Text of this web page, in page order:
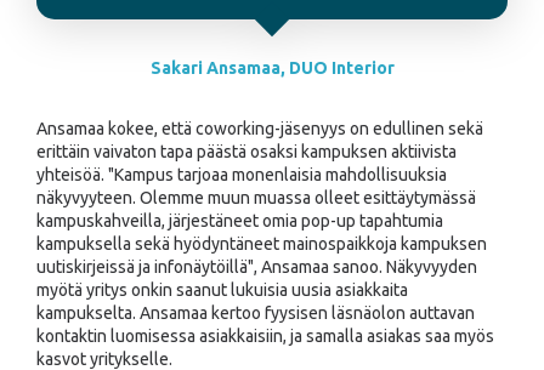
Sakari Ansamaa, DUO Interior
Ansamaa kokee, että coworking-jäsenyys on edullinen sekä
erittäin vaivaton tapa päästä osaksi kampuksen aktiivista
yhteisöä. "Kampus tarjoaa monenlaisia mahdollisuuksia
näkyvyyteen. Olemme muun muassa olleet esittäytymässä
kampuskahveilla, järjestäneet omia pop-up tapahtumia
kampuksella sekä hyödyntäneet mainospaikkoja kampuksen
uutiskirjeissä ja infonäytöillä", Ansamaa sanoo. Näkyvyyden
myötä yritys onkin saanut lukuisia uusia asiakkaita
kampukselta. Ansamaa kertoo fyysisen läsnäolon auttavan
kontaktin luomisessa asiakkaisiin, ja samalla asiakas saa myös
kasvot yritykselle.